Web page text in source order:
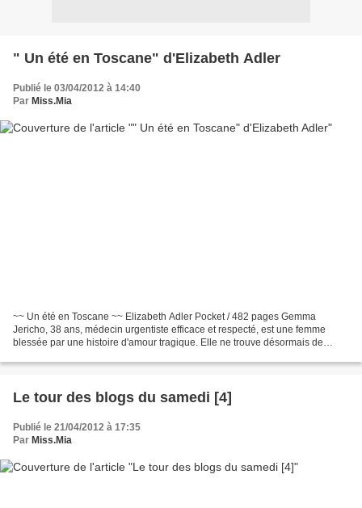
" Un été en Toscane" d'Elizabeth Adler
Publié le 03/04/2012 à 14:40
Par Miss.Mia
~~ Un été en Toscane ~~ Elizabeth Adler Pocket / 482 pages Gemma
Jericho, 38 ans, médecin urgentiste efficace et respecté, est une femme
blessée par une histoire d'amour tragique. Elle ne trouve désormais de
Le tour des blogs du samedi [4]
Publié le 21/04/2012 à 17:35
Par Miss.Mia